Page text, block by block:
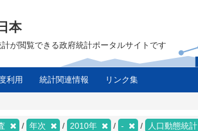
本
が閲覧できる政府統計ポータルサイトです
利用 統計関連情報 リンク集
年次 2010年 - 人口動態統計